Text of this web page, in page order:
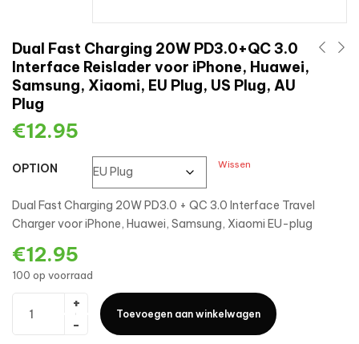
Dual Fast Charging 20W PD3.0+QC 3.0
Interface Reislader voor iPhone, Huawei,
Samsung, Xiaomi, EU Plug, US Plug, AU
Plug
€12.95
OPTION Wissen
Dual Fast Charging 20W PD3.0 + QC 3.0 Interface Travel
Charger voor iPhone, Huawei, Samsung, Xiaomi EU-plug
€12.95
100 op voorraad
Toevoegen aan winkelwagen